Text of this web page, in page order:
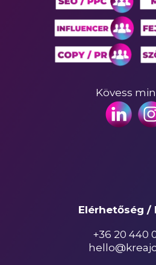
Kövess
Elérhetőség /
+36 20 440